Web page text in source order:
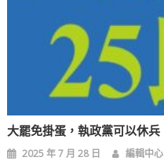
大罷免掛蛋，執政黨可以休兵
2025 年 7 月 28 日 編輯中心